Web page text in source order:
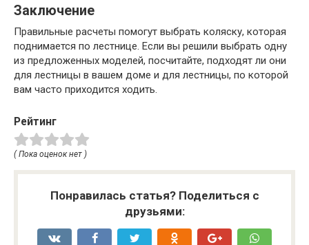
Заключение
Правильные расчеты помогут выбрать коляску, которая
поднимается по лестнице. Если вы решили выбрать одну
из предложенных моделей, посчитайте, подходят ли они
для лестницы в вашем доме и для лестницы, по которой
вам часто приходится ходить.
Рейтинг
( Пока оценок нет )
Понравилась статья? Поделиться с
друзьями: